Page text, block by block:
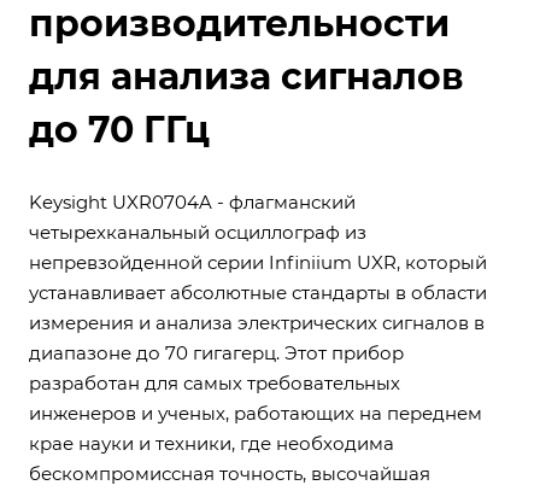
производительности
для анализа сигналов
до 70 ГГц
Keysight UXR0704A - флагманский
четырехканальный осциллограф из
непревзойденной серии Infiniium UXR, который
устанавливает абсолютные стандарты в области
измерения и анализа электрических сигналов в
диапазоне до 70 гигагерц. Этот прибор
разработан для самых требовательных
инженеров и ученых, работающих на переднем
крае науки и техники, где необходима
бескомпромиссная точность, высочайшая